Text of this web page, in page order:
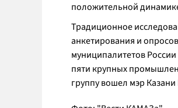
положительной
Традиционное
анкетирования и
муниципалитетов
пяти крупных
группу вошел мэр Казани